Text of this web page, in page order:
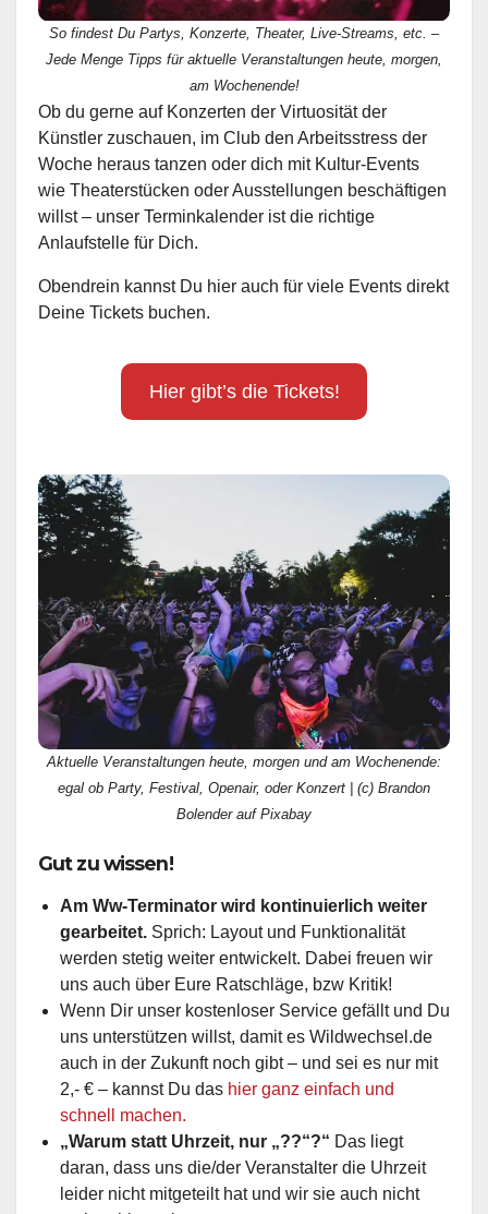
So findest Du Partys, Konzerte, Theater, Live-Streams, etc. –
Jede Menge Tipps für aktuelle Veranstaltungen heute, morgen,
am Wochenende!
Ob du gerne auf Konzerten der Virtuosität der
Künstler zuschauen, im Club den Arbeitsstress der
Woche heraus tanzen oder dich mit Kultur-Events
wie Theaterstücken oder Ausstellungen beschäftigen
willst – unser Terminkalender ist die richtige
Anlaufstelle für Dich.
Obendrein kannst Du hier auch für viele Events direkt
Deine Tickets buchen.
Hier gibt’s die Tickets!
Aktuelle Veranstaltungen heute, morgen und am Wochenende:
egal ob Party, Festival, Openair, oder Konzert | (c) Brandon
Bolender auf Pixabay
Gut zu wissen!
Am Ww-Terminator wird kontinuierlich weiter
gearbeitet. Sprich: Layout und Funktionalität
werden stetig weiter entwickelt. Dabei freuen wir
uns auch über Eure Ratschläge, bzw Kritik!
Wenn Dir unser kostenloser Service gefällt und Du
uns unterstützen willst, damit es Wildwechsel.de
auch in der Zukunft noch gibt – und sei es nur mit
2,- € – kannst Du das hier ganz einfach und
schnell machen.
„Warum statt Uhrzeit, nur „??“?“ Das liegt
daran, dass uns die/der Veranstalter die Uhrzeit
leider nicht mitgeteilt hat und wir sie auch nicht